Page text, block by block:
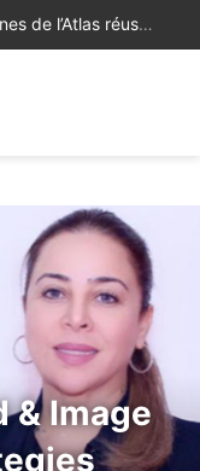
CAN féminine Maroc-2026 : les lionnes de l’Atlas réussissent leur entrée en lice [Vidéo]
& Image